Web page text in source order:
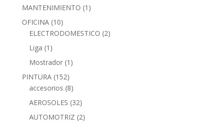
MANTENIMIENTO (1)
OFICINA (10)
ELECTRODOMESTICO (2)
Liga (1)
Mostrador (1)
PINTURA (152)
accesorios (8)
AEROSOLES (32)
AUTOMOTRIZ (2)